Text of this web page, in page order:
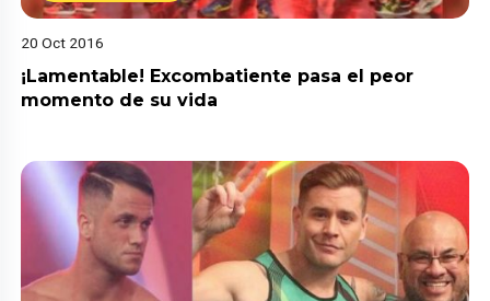
20 Oct 2016
¡Lamentable! Excombatiente pasa el peor
momento de su vida